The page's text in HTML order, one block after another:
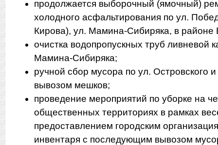
продолжается выборочный (ямочный)
холодного асфальтирования по ул.
Кирова), ул. Мамина-Сибиряка, в районе
очистка водопропускных труб ливневой
Мамина-Сибиряка;
ручной сбор мусора по ул. Островского
вывозом мешков;
проведение мероприятий по уборке на
общественных территориях в рамках
предоставлением городским
инвентаря с последующим вывозом